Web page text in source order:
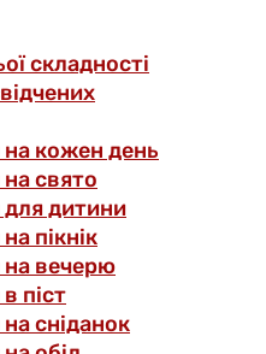
складності
кожен день
свято
дитини
пікнік
вечерю
піст
сніданок